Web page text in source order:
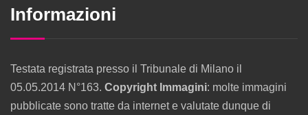
Informazioni
Testata registrata presso il Tribunale di Milano il
05.05.2014 N°163. Copyright Immagini: molte immagini
pubblicate sono tratte da internet e valutate dunque di